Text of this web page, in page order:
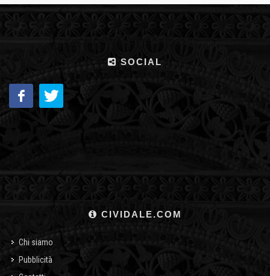
SOCIAL
CIVIDALE.COM
Chi siamo
Pubblicità